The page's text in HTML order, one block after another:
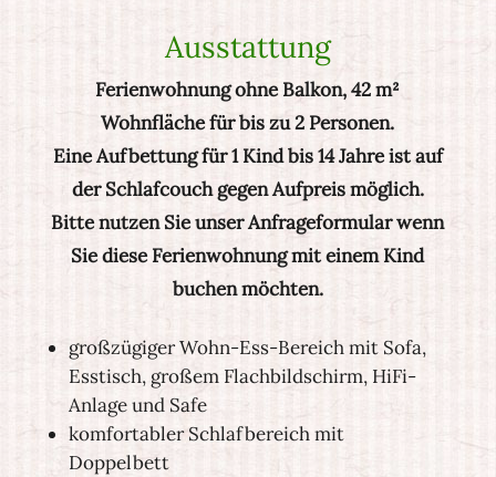
Ausstattung
Ferienwohnung ohne Balkon, 42 m²
Wohnfläche für bis zu 2 Personen.
Eine Aufbettung für 1 Kind bis 14 Jahre ist auf
der Schlafcouch gegen Aufpreis möglich.
Bitte nutzen Sie unser Anfrageformular wenn
Sie diese Ferienwohnung mit einem Kind
buchen möchten.
großzügiger Wohn-Ess-Bereich mit Sofa,
Esstisch, großem Flachbildschirm, HiFi-
Anlage und Safe
komfortabler Schlafbereich mit
Doppelbett